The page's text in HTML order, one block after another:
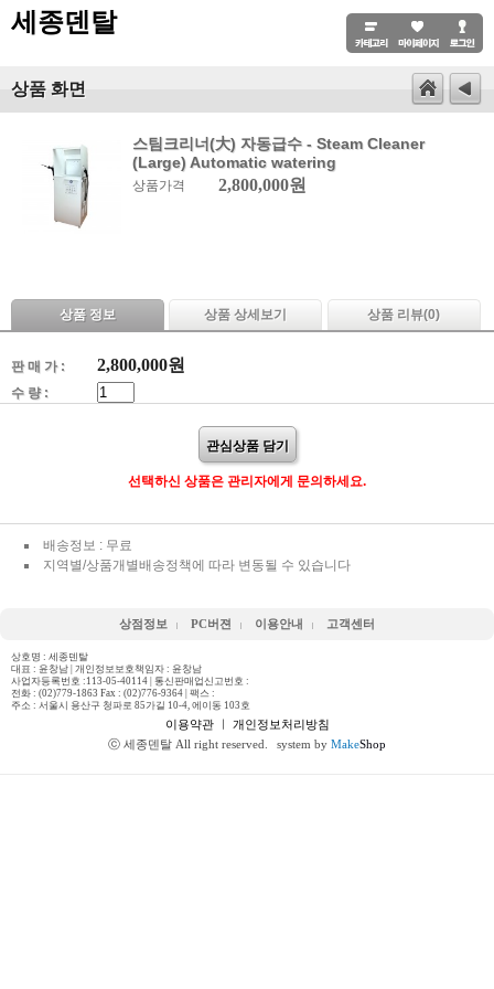
세종덴탈
상품 화면
스팀크리너(大) 자동급수 - Steam Cleaner
(Large) Automatic watering
상품가격 2,800,000원
상품 정보 상품 상세보기 상품 리뷰(0)
판 매 가 : 2,800,000원
수 량 :
관심상품 담기
선택하신 상품은 관리자에게 문의하세요.
배송정보 : 무료
지역별/상품개별배송정책에 따라 변동될 수 있습니다
상점정보 PC버젼 이용안내 고객센터
상호명 : 세종덴탈
대표 : 윤창남 | 개인정보보호책임자 : 윤창남
사업자등록번호 :113-05-40114 | 통신판매업신고번호 :
전화 : (02)779-1863 Fax : (02)776-9364 | 팩스 :
주소 : 서울시 용산구 청파로 85가길 10-4, 에이동 103호
이용약관ㅣ 개인정보처리방침
ⓒ 세종덴탈 All right reserved.
system by MakeShop